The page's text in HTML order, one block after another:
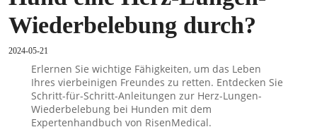
Wiederbelebung durch?
2024-05-21
Erlernen Sie wichtige Fähigkeiten, um das Leben
Ihres vierbeinigen Freundes zu retten. Entdecken Sie
Schritt-für-Schritt-Anleitungen zur Herz-Lungen-
Wiederbelebung bei Hunden mit dem
Expertenhandbuch von RisenMedical.